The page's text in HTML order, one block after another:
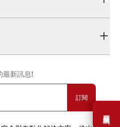
需要幫助嗎？
最新訊息!
訂閱